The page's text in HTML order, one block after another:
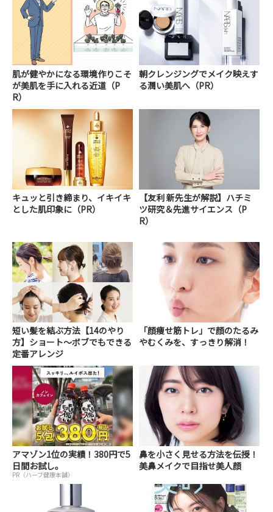
肌が健やかになる環境作りこそ
が美肌を手に入れる近道（P
R）
朝クレンジングでメイク映えす
る潤い美肌へ（PR）
キュッと引き締まり、イキイキ
とした肌印象に（PR）
【友利 新先生が解説】ハチミ
ツ研究＆先進サイエンス（P
R）
短い髪を結ぶ方法【14のやり
方】ショート～ボブでもできる
定番アレンジ
「顔痩せ筋トレ」で顔のたるみ
やむくみを、すっきり解消！
アマゾン1位の実績！380円で5
日間お試し。
PR（ハーブ健康本舗）
鼻を小さく見せる方法を伝授！
美鼻メイクで目指せ美人顔